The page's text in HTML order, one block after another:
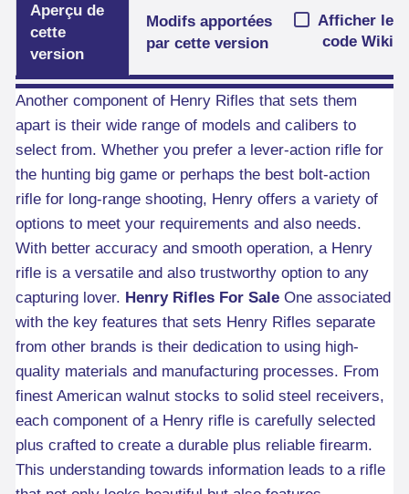
Aperçu de
cette
version
Modifs apportées
par cette version
Afficher le
code Wiki